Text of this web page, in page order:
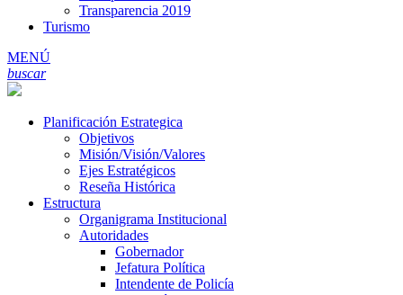
Transparencia 2019
Turismo
MENÚ
buscar
Planificación Estrategica
Objetivos
Misión/Visión/Valores
Ejes Estratégicos
Reseña Histórica
Estructura
Organigrama Institucional
Autoridades
Gobernador
Jefatura Política
Intendente de Policía